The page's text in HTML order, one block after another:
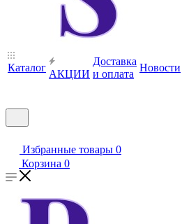
Каталог
АКЦИИ
Доставка
и оплата
Новости
Избранные товары 0
Корзина 0